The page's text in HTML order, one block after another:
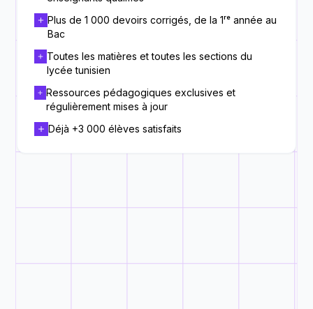
Plus de 1 000 devoirs corrigés, de la 1ʳᵉ année au
Bac
Toutes les matières et toutes les sections du
lycée tunisien
Ressources pédagogiques exclusives et
régulièrement mises à jour
Déjà +3 000 élèves satisfaits